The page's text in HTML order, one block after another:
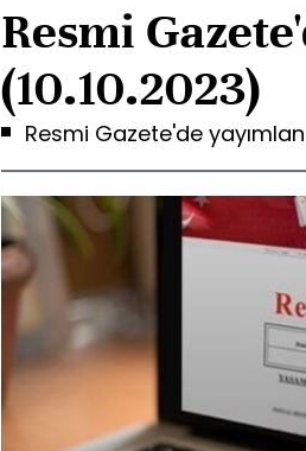
Resmi
(10.10.2023)
Resmi Gazete'de